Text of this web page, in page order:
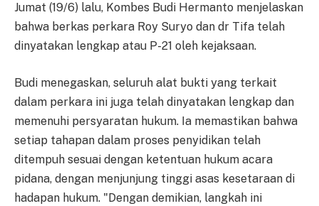
Jumat (19/6) lalu, Kombes Budi Hermanto menjelaskan
bahwa berkas perkara Roy Suryo dan dr Tifa telah
dinyatakan lengkap atau P-21 oleh kejaksaan.
Budi menegaskan, seluruh alat bukti yang terkait
dalam perkara ini juga telah dinyatakan lengkap dan
memenuhi persyaratan hukum. Ia memastikan bahwa
setiap tahapan dalam proses penyidikan telah
ditempuh sesuai dengan ketentuan hukum acara
pidana, dengan menjunjung tinggi asas kesetaraan di
hadapan hukum. "Dengan demikian, langkah ini